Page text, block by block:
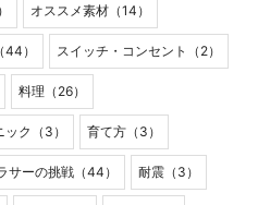
オススメ素材（14）
） スイッチ・コンセント（2）
料理（26）
ク（3） 育て方（3）
サーの挑戦（44） 耐震（3）